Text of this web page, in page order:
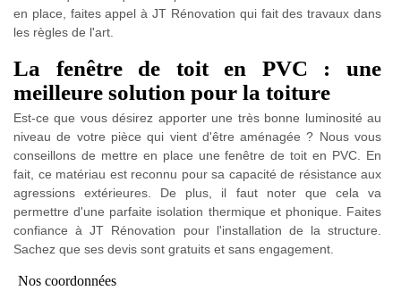
en place, faites appel à JT Rénovation qui fait des travaux dans
les règles de l'art.
La fenêtre de toit en PVC : une
meilleure solution pour la toiture
Est-ce que vous désirez apporter une très bonne luminosité au
niveau de votre pièce qui vient d'être aménagée ? Nous vous
conseillons de mettre en place une fenêtre de toit en PVC. En
fait, ce matériau est reconnu pour sa capacité de résistance aux
agressions extérieures. De plus, il faut noter que cela va
permettre d'une parfaite isolation thermique et phonique. Faites
confiance à JT Rénovation pour l'installation de la structure.
Sachez que ses devis sont gratuits et sans engagement.
Nos coordonnées